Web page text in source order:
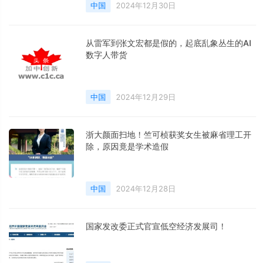
中国 2024年12月30日
从雷军到张文宏都是假的，起底乱象丛生的AI
数字人带货
中国 2024年12月29日
浙大颜面扫地！竺可桢获奖女生被麻省理工开
除，原因竟是学术造假
中国 2024年12月28日
国家发改委正式官宣低空经济发展司！